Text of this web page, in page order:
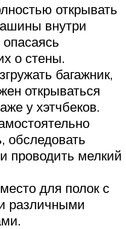
открывать
внутри
о стены.
багажник,
открываться
у хэтчбеков.
обследовать
проводить мелкий
для полок с
различными